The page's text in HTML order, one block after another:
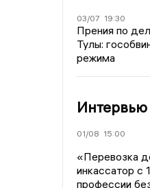
03/07 19:30
Прения по
Тулы:
режима
Интервью
01/08 15:00
«Перевозка
инкассатор с
профессии